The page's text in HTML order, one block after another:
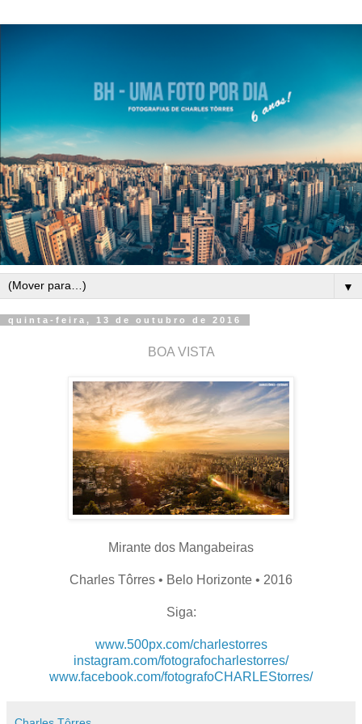
▼
quinta-feira, 13 de outubro de 2016
BOA VISTA
Mirante dos Mangabeiras
Charles Tôrres • Belo Horizonte • 2016
Siga:
www.500px.com/charlestorres
instagram.com/fotografocharlestorres/
www.facebook.com/fotografoCHARLEStorres/